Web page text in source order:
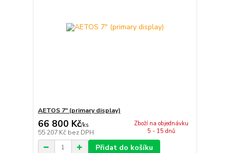
AETOS 7" (primary display)
66 800 Kč/ks
55 207 Kč bez DPH
Zboží na objednávku
5 - 15 dnů
Přidat do košíku